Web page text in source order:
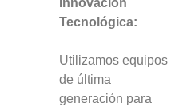
Innovación
Tecnológica:
Utilizamos equipos
de última
generación para